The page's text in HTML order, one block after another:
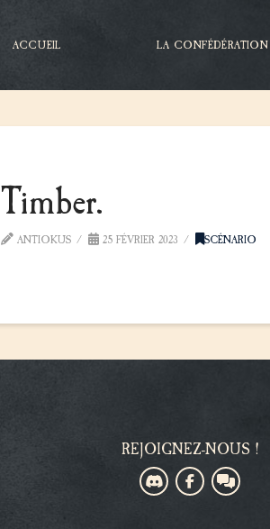
ACCUEIL LA CONFÉDÉRATION
Timber.
ANTIOKUS 25 FÉVRIER 2023 SCÉNARIO
REJOIGNEZ-NOUS !